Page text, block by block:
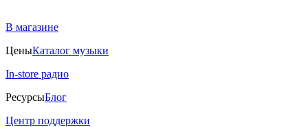
В магазине
ЦеныКаталог музыки
In-store радио
РесурсыБлог
Центр поддержки